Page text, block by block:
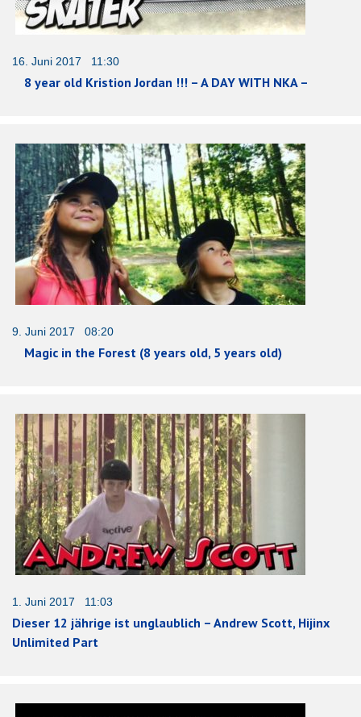
16. Juni 2017 11:30
8 year old Kristion Jordan !!! – A DAY WITH NKA –
9. Juni 2017 08:20
Magic in the Forest (8 years old, 5 years old)
1. Juni 2017 11:03
Dieser 12 jährige ist unglaublich – Andrew Scott, Hijinx
Unlimited Part